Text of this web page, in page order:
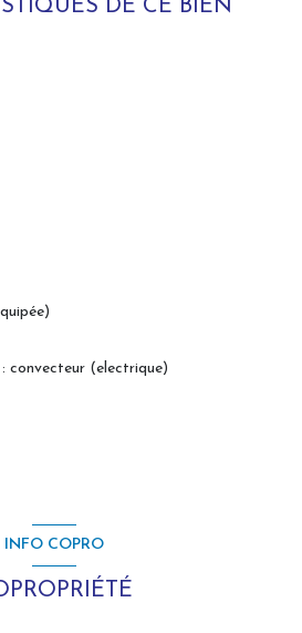
DE CE BIEN
convecteur (electrique)
INFO COPRO